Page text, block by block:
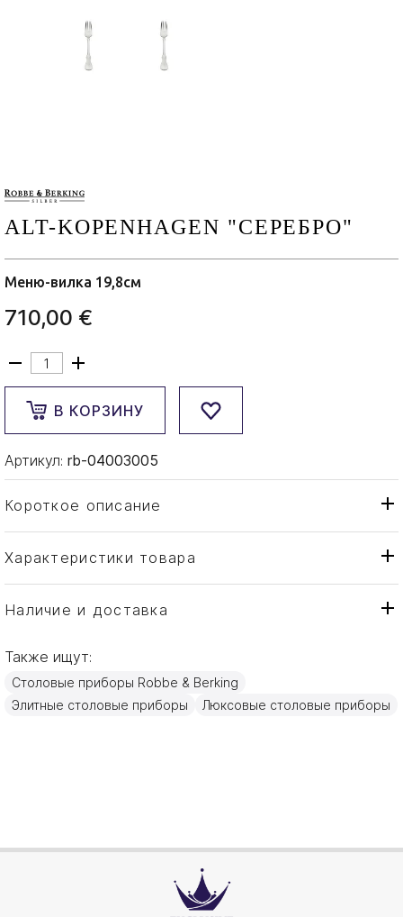
ALT-KOPENHAGEN "СЕРЕБРО"
Меню-вилка 19,8см
710,00 €
В КОРЗИНУ
Артикул: rb-04003005
Короткое описание
Характеристики товара
Тип товара
Вилка
Бренд
Страна производителя
Материал
Серебро
19,8см
Наличие и доставка
Также ищут:
Столовые приборы Robbe & Berking
Элитные столовые приборы
Люксовые столовые приборы